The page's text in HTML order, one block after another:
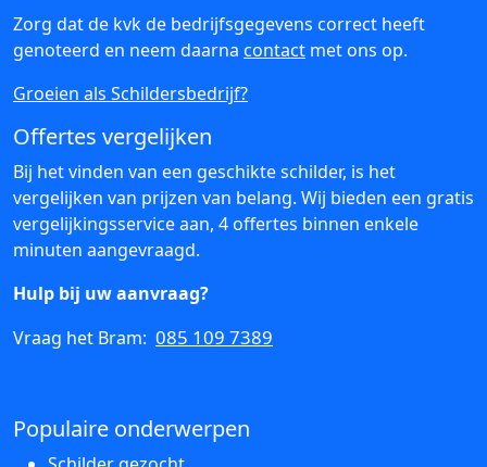
Zorg dat de kvk de bedrijfsgegevens correct heeft
genoteerd en neem daarna contact met ons op.
Groeien als Schildersbedrijf?
Offertes vergelijken
Bij het vinden van een geschikte schilder, is het
vergelijken van prijzen van belang. Wij bieden een gratis
vergelijkingsservice aan, 4 offertes binnen enkele
minuten aangevraagd.
Hulp bij uw aanvraag?
Vraag het Bram: 085 109 7389
Populaire onderwerpen